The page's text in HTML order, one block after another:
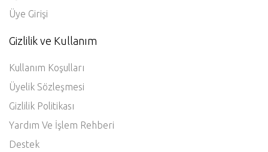
Üye Girişi
Gizlilik ve Kullanım
Kullanım Koşulları
Üyelik Sözleşmesi
Gizlilik Politikası
Yardım Ve İşlem Rehberi
Destek